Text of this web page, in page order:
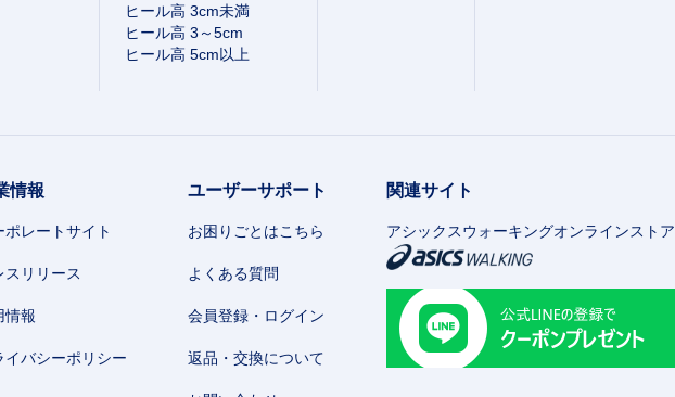
ヒール高 3cm未満
ヒール高 3～5cm
ヒール高 5cm以上
情報
ポレートサイト
スリリース
情報
イバシーポリシー
ユーザーサポート
お困りごとはこちら
よくある質問
会員登録・ログイン
返品・交換について
関連サイト
アシックスウォーキングオンラインストア